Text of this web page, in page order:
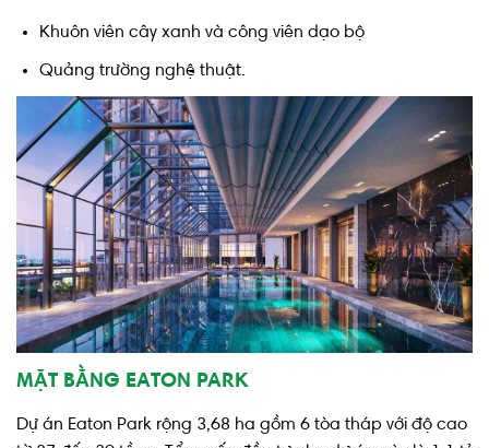
Khuôn viên cây xanh và công viên dạo bộ
Quảng trường nghệ thuật.
MẶT BẰNG EATON PARK
Dự án Eaton Park rộng 3,68 ha gồm 6 tòa tháp với độ cao